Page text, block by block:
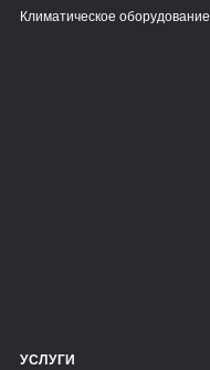
Климатическое оборудование
УСЛУГИ